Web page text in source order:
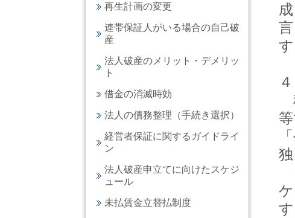
す
す
再生計画の変更
連帯保証人がいる場合の自己破
産
法人破産のメリット・デメリッ
ト
借金の消滅時効
法人の債務整理（手続き選択）
経営者保証に関するガイドライ
ン
法人破産申立てに向けたスケジ
ュール
未払賃金立替払制度